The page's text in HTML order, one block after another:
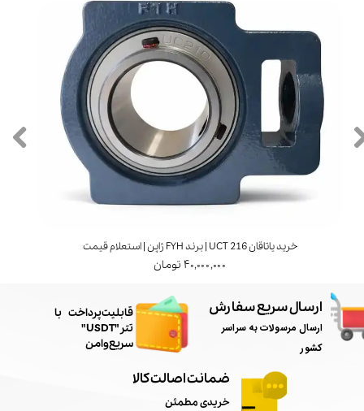
خرید یاتاقان UCT 216 | برند FYH ژاپن | استعلام قیمت
۴۰,۰۰۰,۰۰۰ تومان
ارسال سریع سفارش
ارسال مرسولات به سراسر
کشور
ضمانت اصالت کالا
خریدی مطمئن
​قابلیت پرداخت با
تتر"USDT"
سریع و امن